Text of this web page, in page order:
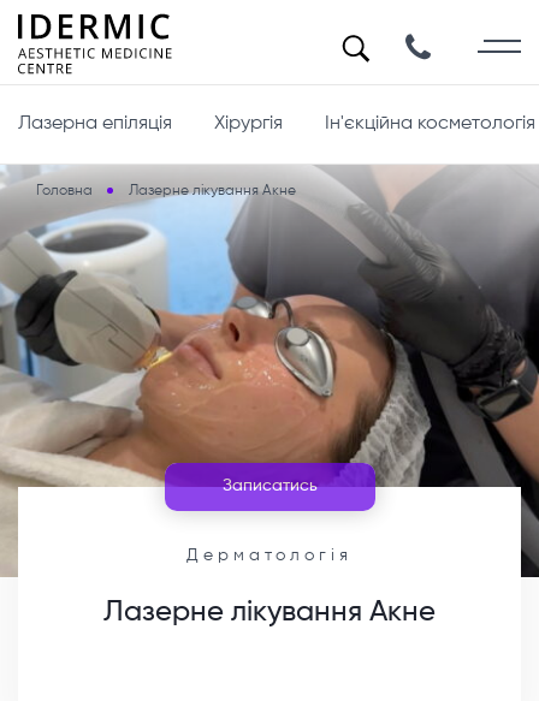
Лазерна епіляція Хірургія Ін'єкційна косметологія
Головна Лазерне лікування Акне
Дерматологія
Лазерне лікування Акне
Записатись